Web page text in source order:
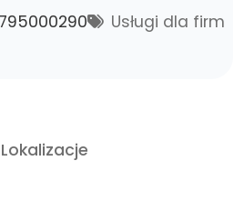
795000290 Usługi dla firm
Lokalizacje